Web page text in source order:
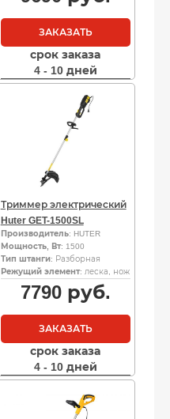
ЗАКАЗАТЬ
срок заказа
4 - 10 дней
Триммер электрический
Huter GET-1500SL
Производитель: HUTER
Мощность, Вт: 1500
Тип штанги: Разборная
Режущий элемент: леска, нож
7790руб.
ЗАКАЗАТЬ
срок заказа
4 - 10 дней